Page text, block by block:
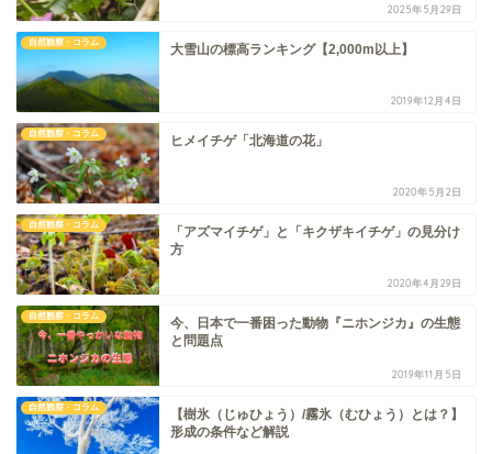
2025年5月29日
自然観察・コラム 大雪山の標高ランキング【2,000m以上】
2019年12月4日
自然観察・コラム ヒメイチゲ「北海道の花」
2020年5月2日
自然観察・コラム
「アズマイチゲ」と「キクザキイチゲ」の見分け
方
2020年4月29日
自然観察・コラム
今、日本で一番困った動物『ニホンジカ』の生態
と問題点
2019年11月5日
自然観察・コラム
【樹氷（じゅひょう）/霧氷（むひょう）とは？】
形成の条件など解説